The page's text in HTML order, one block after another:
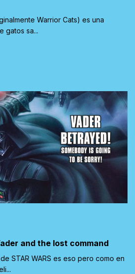
Warrior Cats) es una
gatos sa...
and the lost command
STAR WARS es eso pero como en